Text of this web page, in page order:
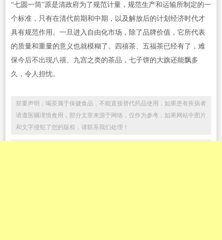
“七圆一筒”原是清政府为了规范计量，规范生产和运输所制定的一
个标准，只有在清代前期和中期，以及解放后的计划经济时代才
具有规范作用。一旦进入自由化市场，除了品牌价值，它所代表
的质量和重量的意义也就模糊了。四禧茶、五福茶已经有了，难
保今后不出现八禧、九宫之类的茶品，七子饼的大旗还能飘多
久，令人担忧。
郑重声明：喝茶属于保健食品，不能直接替代药品使用，如果患有疾病者
请遵医嘱谨慎食用，部分文章来源于网络，仅作为参考，如果网站中图片
和文字侵犯了您的版权，请联系我们处理！